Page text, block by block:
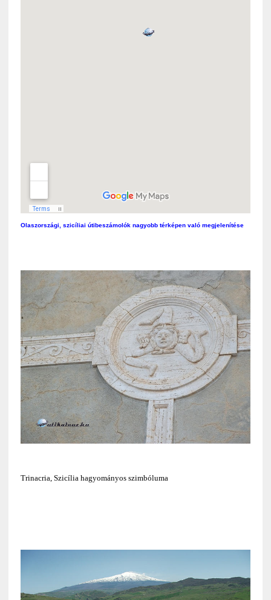
Olaszországi, szicíliai útibeszámolók nagyobb térképen való megjelenítése
Trinacria, Szicília hagyományos szimbóluma